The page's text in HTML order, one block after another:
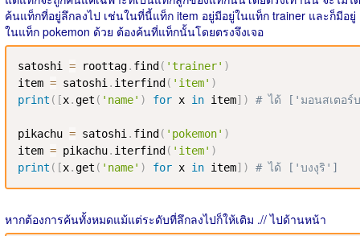
ค้นแท็กที่อยู่ลึกลงไป เช่นในที่นี้แท็ก item อยู่มีอยู่ในแท็ก trainer และก็มีอยู่
ในแท็ก pokemon ด้วย ต้องค้นที่แท็กนั้นโดยตรงจึงเจอ
satoshi = roottag. find ( 'trainer' )
item = satoshi . iterfind ( 'item' )
print ( [x.get ( 'name' ) for x in item] ) # ได้ ['มอนสเตอ
pikachu = satoshi . find ( 'pokemon' )
item = pikachu. iterfind ( 'item' )
print ( [x.get ( 'name' ) for x in item] ) # ได้ ['บงงุริ']
หากต้องการค้นทั้งหมดแม้แต่ระดับที่ลึกลงไปก็ให้เติม .// ไปด้านหน้า